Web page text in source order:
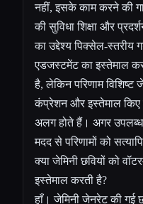
नहीं, इसके काम करने की
की सुविधा शिक्षा और
का उद्देश्य पिक्सेल-स्तरीय
एडजस्टमेंट का इस्तेमाल
है, लेकिन परिणाम
कंप्रेशन और इस्तेमाल
अलग होते हैं। अगर उपलब्ध
मदद से परिणामों को
क्या जेमिनी छवियों को
इस्तेमाल करती है?
हाँ। जेमिनी जेनरेट की गई